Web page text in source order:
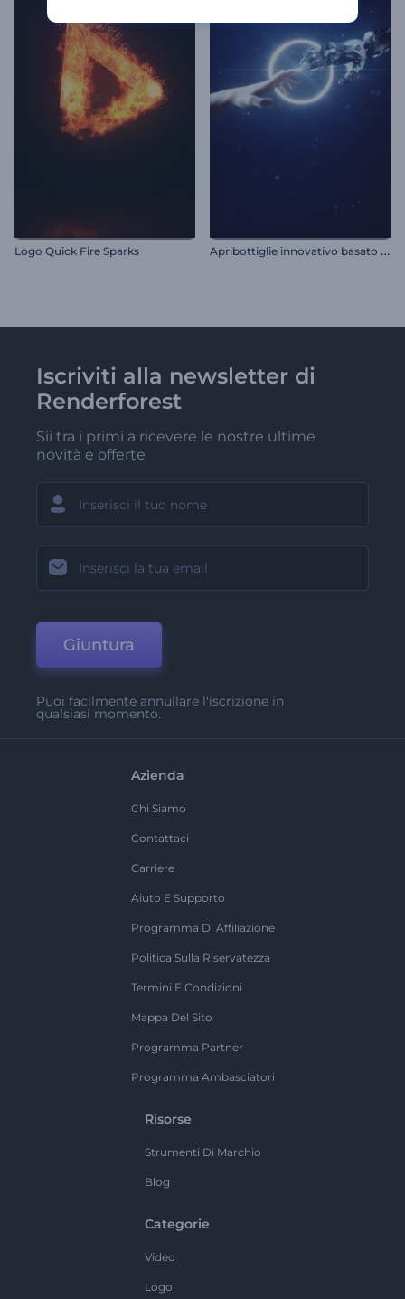
Logo Quick Fire Sparks A
pribottiglie innovativo basato sull'intelligenza artificiale
Iscriviti alla newsletter di
Renderforest
Sii tra i primi a ricevere le nostre ultime
novità e offerte
Giuntura
Puoi facilmente annullare l'iscrizione in
qualsiasi momento.
Azienda
Chi Siamo
Contattaci
Carriere
Aiuto E Supporto
Programma Di Affiliazione
Politica Sulla Riservatezza
Termini E Condizioni
Mappa Del Sito
Programma Partner
Programma Ambasciatori
Risorse
Strumenti Di Marchio
Blog
Categorie
Video
Logo